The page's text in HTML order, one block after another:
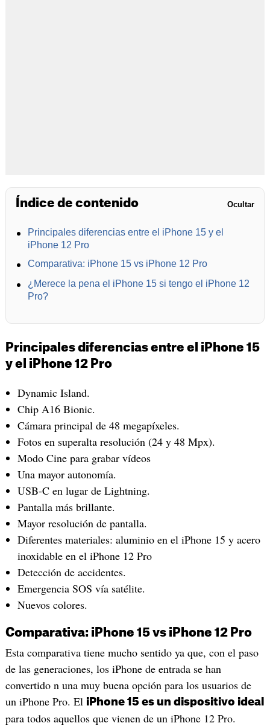
Índice de contenido Ocultar
Principales diferencias entre el iPhone 15 y el
iPhone 12 Pro
Comparativa: iPhone 15 vs iPhone 12 Pro
¿Merece la pena el iPhone 15 si tengo el iPhone 12
Pro?
Principales diferencias entre el iPhone 15
y el iPhone 12 Pro
Dynamic Island.
Chip A16 Bionic.
Cámara principal de 48 megapíxeles.
Fotos en superalta resolución (24 y 48 Mpx).
Modo Cine para grabar vídeos
Una mayor autonomía.
USB-C en lugar de Lightning.
Pantalla más brillante.
Mayor resolución de pantalla.
Diferentes materiales: aluminio en el iPhone 15 y acero
inoxidable en el iPhone 12 Pro
Detección de accidentes.
Emergencia SOS vía satélite.
Nuevos colores.
Comparativa: iPhone 15 vs iPhone 12 Pro
Esta comparativa tiene mucho sentido ya que, con el paso
de las generaciones, los iPhone de entrada se han
convertido n una muy buena opción para los usuarios de
un iPhone Pro. El iPhone 15 es un dispositivo ideal
para todos aquellos que vienen de un iPhone 12 Pro.